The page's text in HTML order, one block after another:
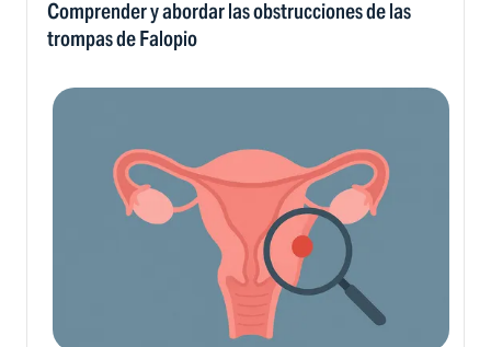
Comprender y abordar las obstrucciones de las
trompas de Falopio